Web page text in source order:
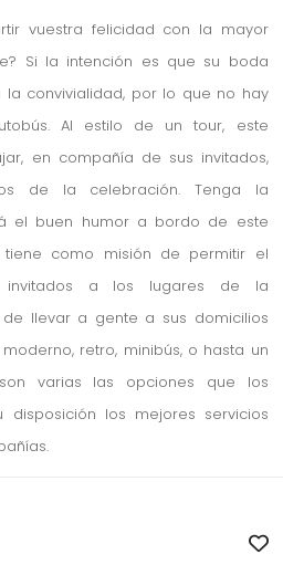
vuestra felicidad con la mayor
Si la intención es que su boda
convivialidad, por lo que no hay
Al estilo de un tour, este
en compañía de sus invitados,
de la celebración. Tenga la
el buen humor a bordo de este
como misión de permitir el
invitados a los lugares de la
llevar a gente a sus domicilios
retro, minibús, o hasta un
varias las opciones que los
los mejores servicios